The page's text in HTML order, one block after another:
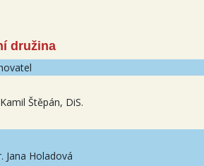
družina
Štěpán, DiS.
Jana Holadová